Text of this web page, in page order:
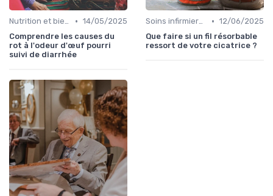
Nutrition et bien-être • 14/05/2025
Comprendre les causes du
rot à l'odeur d'œuf pourri
suivi de diarrhée
Soins infirmiers à domicile • 12/06/2025
Que faire si un fil résorbable
ressort de votre cicatrice ?